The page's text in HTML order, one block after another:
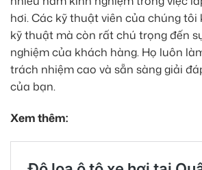
hơi. Các kỹ thuật viên của chúng tôi
kỹ thuật mà còn rất chú trọng đến
nghiệm của khách hàng. Họ luôn
trách nhiệm cao và sẵn sàng giải
của bạn.
Xem thêm: